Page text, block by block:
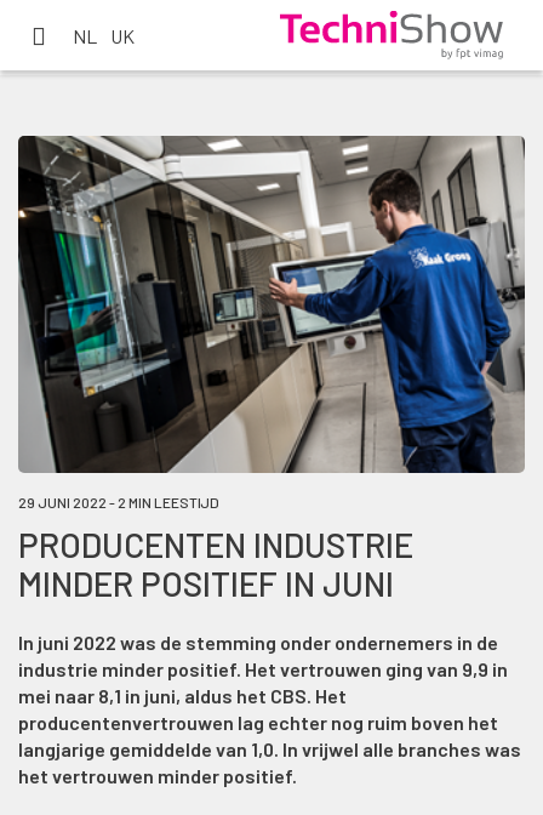
NL UK
29 JUNI 2022 - 2 MIN LEESTIJD
PRODUCENTEN INDUSTRIE
MINDER POSITIEF IN JUNI
In juni 2022 was de stemming onder ondernemers in de
industrie minder positief. Het vertrouwen ging van 9,9 in
mei naar 8,1 in juni, aldus het CBS. Het
producentenvertrouwen lag echter nog ruim boven het
langjarige gemiddelde van 1,0. In vrijwel alle branches was
het vertrouwen minder positief.